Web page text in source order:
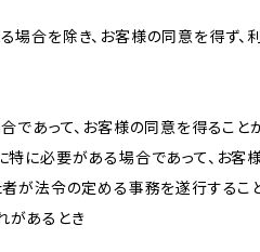
場合を除き、お客様の同意を得ず
であって、お客様の同意を得ること
に必要がある場合であって、お客
が法令の定める事務を遂行する
があるとき